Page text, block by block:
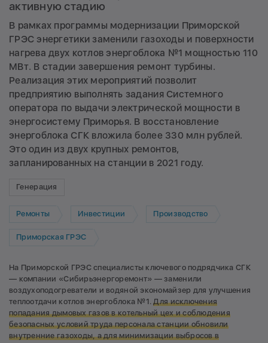
активную стадию
В рамках программы модернизации Приморской
ГРЭС энергетики заменили газоходы и поверхности
нагрева двух котлов энергоблока №1 мощностью 110
МВт. В стадии завершения ремонт турбины.
Реализация этих мероприятий позволит
предприятию выполнять задания Системного
оператора по выдачи электрической мощности в
энергосистему Приморья. В восстановление
энергоблока СГК вложила более 330 млн рублей.
Это один из двух крупных ремонтов,
запланированных на станции в 2021 году.
Генерация
Ремонты Инвестиции Производство
Приморская ГРЭС
На Приморской ГРЭС специалисты ключевого подрядчика СГК
— компании «Сибирьэнергоремонт» — заменили
воздухоподогреватели и водяной экономайзер для улучшения
теплоотдачи котлов энергоблока №1.Для исключения
попадания дымовых газов в котельный цех и соблюдения
безопасных условий труда персонала станции обновили
внутренние газоходы, а для минимизации выбросов в